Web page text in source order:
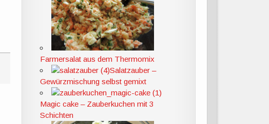
Farmersalat aus dem Thermomix
Salatzauber –
Gewürzmischung selbst gemixt
Magic cake – Zauberkuchen mit 3
Schichten